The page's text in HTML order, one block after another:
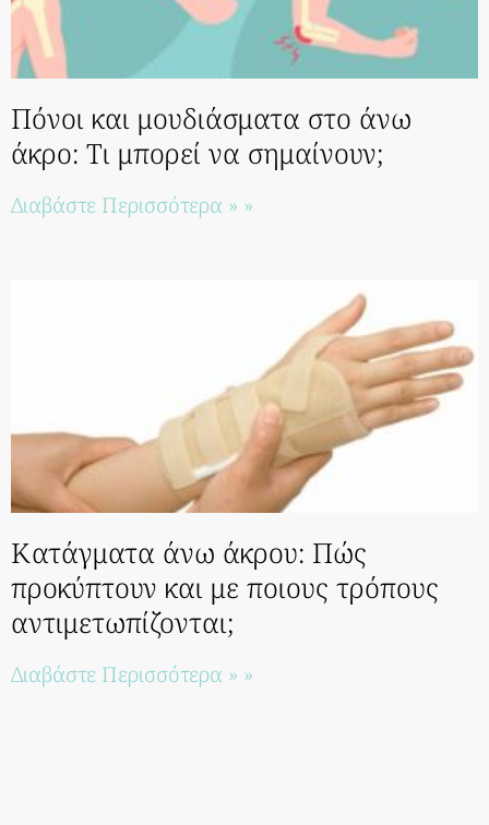
Πόνοι και μουδιάσματα στο άνω
άκρο: Τι μπορεί να σημαίνουν;
Διαβάστε Περισσότερα » »
Κατάγματα άνω άκρου: Πώς
προκύπτουν και με ποιους τρόπους
αντιμετωπίζονται;
Διαβάστε Περισσότερα » »